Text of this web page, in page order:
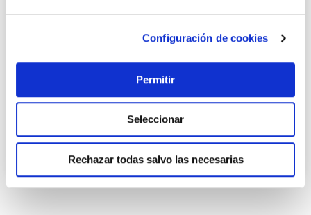
Configuración de cookies
Permitir
Seleccionar
Rechazar todas salvo las necesarias
Rodillo tinta etiquetadora meto 5 uds
Meto
13,46 €
Añadir al carrito